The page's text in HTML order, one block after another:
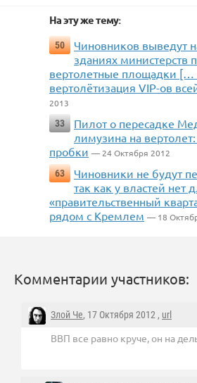
На эту же тему:
50
Чиновников выведут
зданиях министерств
вертолетные площадки
вертолётизация VIP-ов
2013
33
Пилот о пересадке
лимузина на
пробки — 24 Октября 2012
63
Чиновники не будут
так как у властей нет
«правительственный
рядом с Кремлем — 18
Комментарии участников:
Злой Че, 17 Октября 2012 , url
ВВП все равно круче, он на